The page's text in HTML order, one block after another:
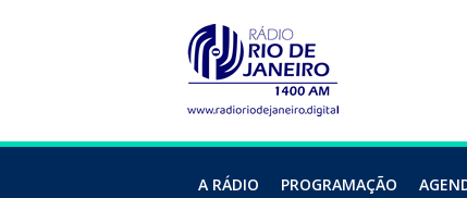
A RÁDIO PROGRAMAÇÃO